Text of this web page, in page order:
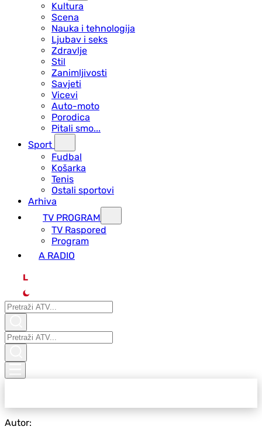
Kultura
Scena
Nauka i tehnologija
Ljubav i seks
Zdravlje
Stil
Zanimljivosti
Savjeti
Vicevi
Auto-moto
Porodica
Pitali smo...
Sport
Fudbal
Košarka
Tenis
Ostali sportovi
Arhiva
TV PROGRAM
ТV Raspored
Program
A RADIO
L
Autor: